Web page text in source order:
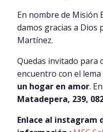
En nombre de Misión
damos gracias a Dios
Martínez.
Quedas invitado para
encuentro con el lema
un hogar en amor.
Matadepera, 239,
Enlace al instagram